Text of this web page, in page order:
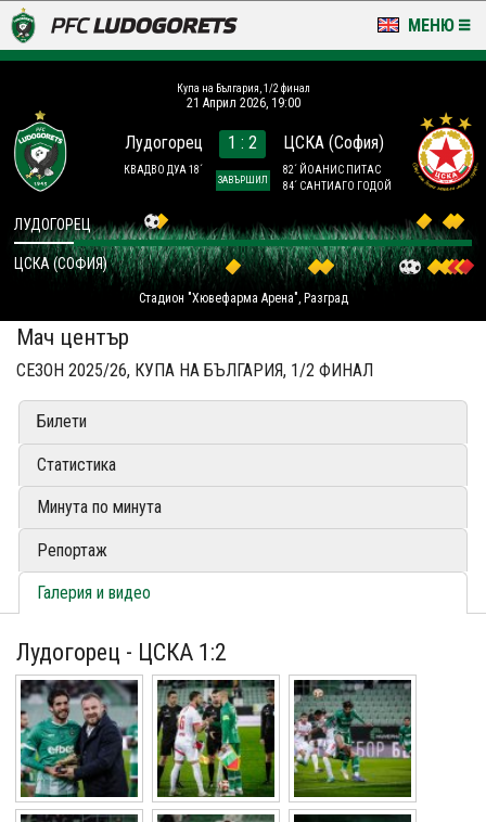
МЕНЮ
LUDOGORETS TV
НА ТЕРЕНА
СТАДИОН & БАЗИ
КЛУБ
ЗА ФЕНОВЕ
Купа на България, 1/2 финал
21 Април 2026, 19:00
Лудогорец
КВАДВО ДУА 18´
1 : 2
ЗАВЪРШИЛ
ЦСКА (София)
82´ ЙОАНИС ПИТАС
84´ САНТИАГО ГОДОЙ
Стадион "Хювефарма Арена", Разград
ЛУДОГОРЕЦ
ЦСКА (СОФИЯ)
Мач център
СЕЗОН 2025/26, КУПА НА БЪЛГАРИЯ, 1/2 ФИНАЛ
Билети
Статистика
Минута по минута
Репортаж
Галерия и видео
Лудогорец - ЦСКА 1:2